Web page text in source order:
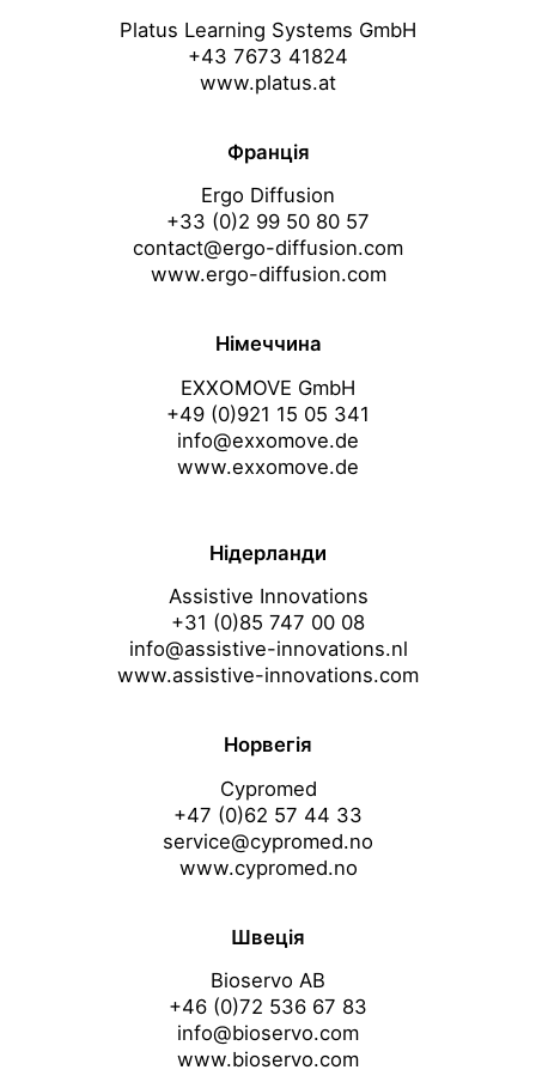
Platus Learning Systems GmbH
+43 7673 41824
www.platus.at
Франція
Ergo Diffusion
+33 (0)2 99 50 80 57
contact@ergo-diffusion.com
www.ergo-diffusion.com
Німеччина
EXXOMOVE GmbH
+49 (0)921 15 05 341
info@exxomove.de
www.exxomove.de
Нідерланди
Assistive Innovations
+31 (0)85 747 00 08
info@assistive-innovations.nl
www.assistive-innovations.com
Норвегія
Cypromed
+47 (0)62 57 44 33
service@cypromed.no
www.cypromed.no
Швеція
Bioservo AB
+46 (0)72 536 67 83
info@bioservo.com
www.bioservo.com